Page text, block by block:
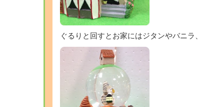
ぐるりと回すとお家にはジタンやバニラ、